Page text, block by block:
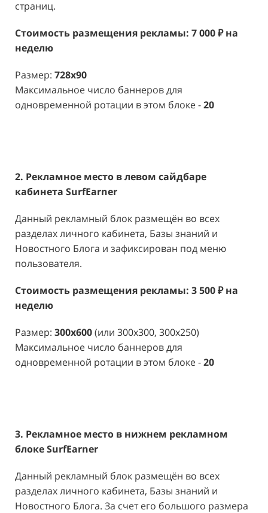
страниц.
Стоимость размещения рекламы: 7 000 ₽ на
неделю
Размер: 728x90
Максимальное число баннеров для
одновременной ротации в этом блоке -20
2. Рекламное место в левом сайдбаре
кабинета SurfEarner
Данный рекламный блок размещён во всех
разделах личного кабинета, Базы знаний и
Новостного Блога и зафиксирован под меню
пользователя.
Стоимость размещения рекламы: 3 500 ₽ на
неделю
Размер: 300x600(или 300x300, 300x250)
Максимальное число баннеров для
одновременной ротации в этом блоке -20
3. Рекламное место в нижнем рекламном
блоке SurfEarner
Данный рекламный блок размещён во всех
разделах личного кабинета, Базы знаний и
Новостного Блога. За счет его большого размера